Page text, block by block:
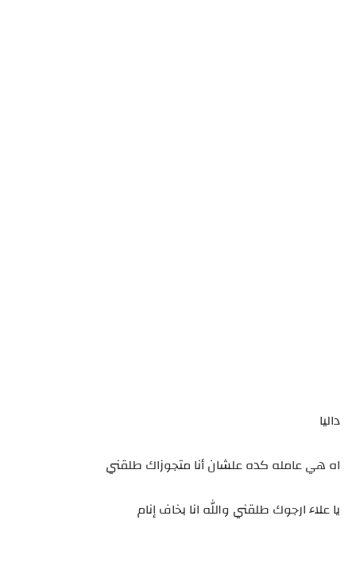
داليا
اه هي عامله كده علشان أنا متجوزاك طلقني
يا علاء ارجوك طلقني والله انا بخاف إنام